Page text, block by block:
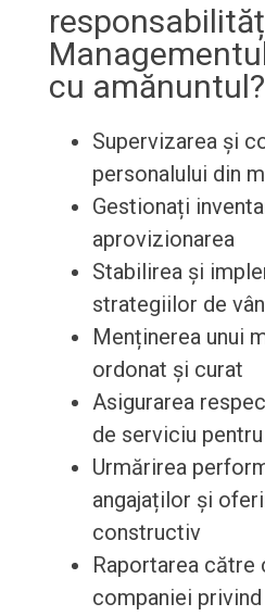
cu amănuntul?
Supervizarea și
personalului din
Gestionați
aprovizionarea
Stabilirea și
strategiilor de
Menținerea unui
ordonat și curat
Asigurarea
de serviciu
Urmărirea
angajaților și
constructiv
Raportarea către
companiei